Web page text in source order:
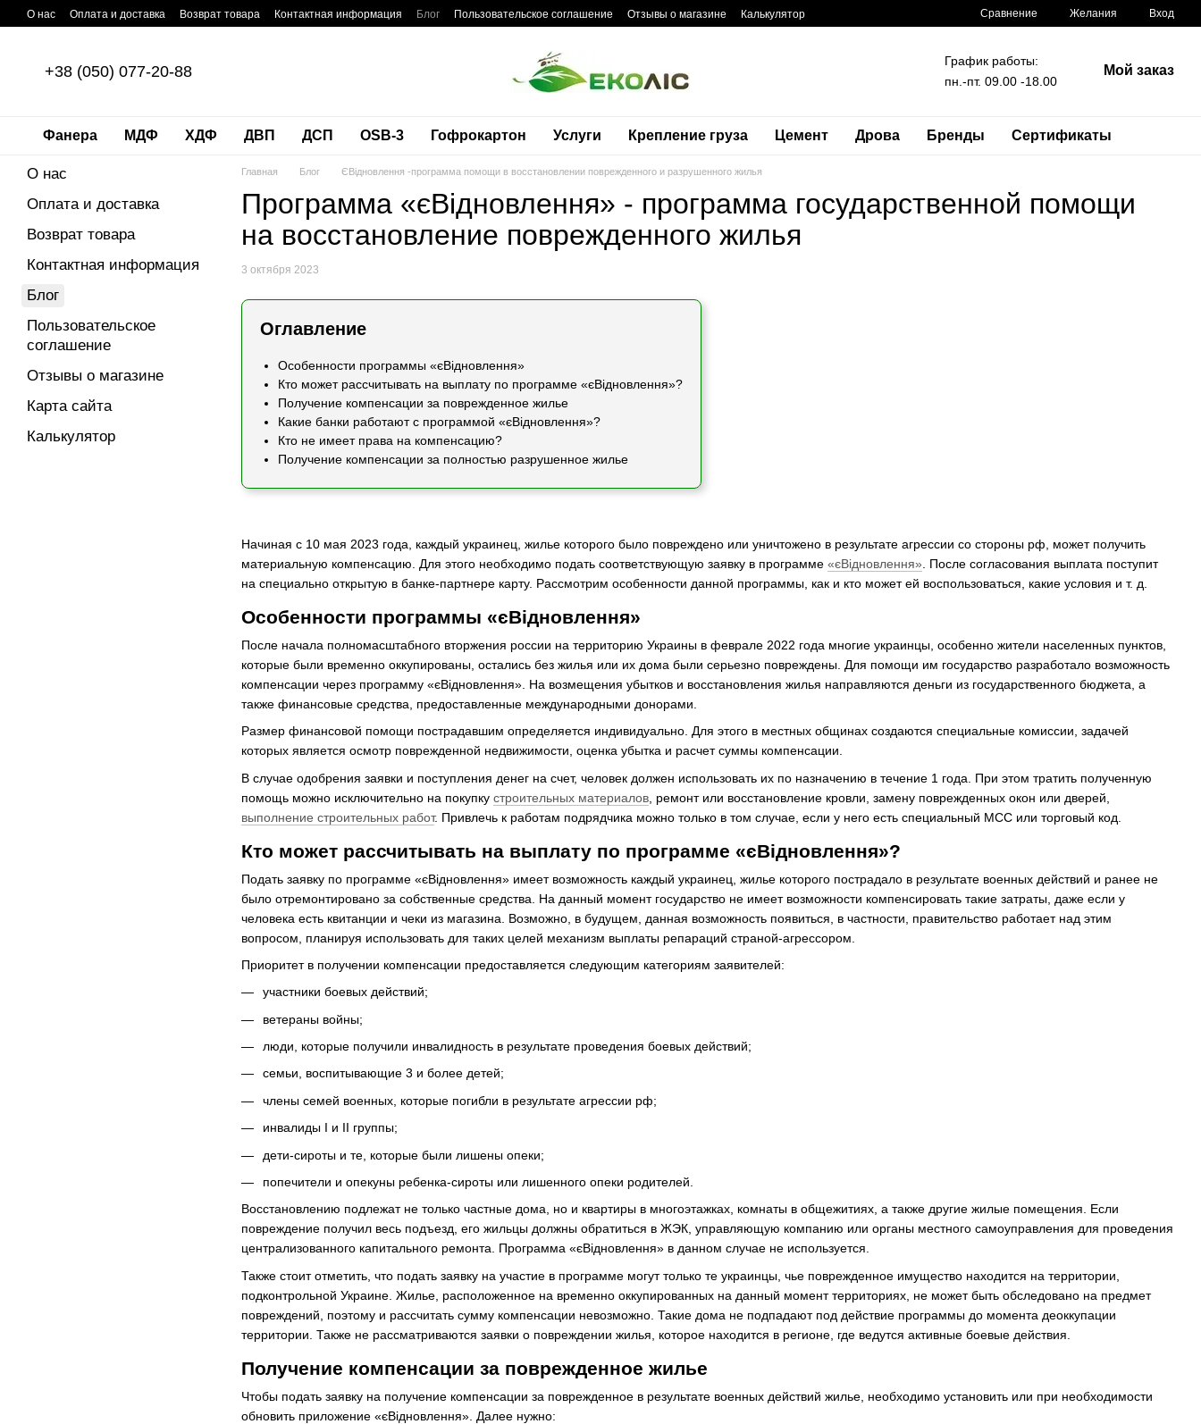
Перейти к основному контенту
О нас Оплата и доставка Возврат товара Контактная информация Блог Пользовательское соглашение Отзывы о магазине Калькулятор Сравнение Желания Вход
+38 (050) 077-20-88
График работы:
пн.-пт. 09.00 -18.00
Мой заказ
Фанера МДФ ХДФ ДВП ДСП OSB-3 Гофрокартон Услуги Крепление груза Цемент Дрова Бренды Сертификаты
Главная Блог ЄВідновлення -программа помощи в восстановлении поврежденного и разрушенного жилья
Программа «єВідновлення» - программа государственной помощи
на восстановление поврежденного жилья
3 октября 2023
Оглавление
Особенности программы «єВідновлення»
Кто может рассчитывать на выплату по программе «єВідновлення»?
Получение компенсации за поврежденное жилье
Какие банки работают с программой «єВідновлення»?
Кто не имеет права на компенсацию?
Получение компенсации за полностью разрушенное жилье
Начиная с 10 мая 2023 года, каждый украинец, жилье которого было повреждено или уничтожено в результате агрессии со стороны рф, может получить
материальную компенсацию. Для этого необходимо подать соответствующую заявку в программе «єВідновлення» . После согласования выплата поступит
на специально открытую в банке-партнере карту. Рассмотрим особенности данной программы, как и кто может ей воспользоваться, какие условия и т. д.
Особенности программы «єВідновлення»
После начала полномасштабного вторжения россии на территорию Украины в феврале 2022 года многие украинцы, особенно жители населенных пунктов,
которые были временно оккупированы, остались без жилья или их дома были серьезно повреждены. Для помощи им государство разработало возможность
компенсации через программу «єВідновлення». На возмещения убытков и восстановления жилья направляются деньги из государственного бюджета, а
также финансовые средства, предоставленные международными донорами.
Размер финансовой помощи пострадавшим определяется индивидуально. Для этого в местных общинах создаются специальные комиссии, задачей
которых является осмотр поврежденной недвижимости, оценка убытка и расчет суммы компенсации.
В случае одобрения заявки и поступления денег на счет, человек должен использовать их по назначению в течение 1 года. При этом тратить полученную
помощь можно исключительно на покупку строительных материалов , ремонт или восстановление кровли, замену поврежденных окон или дверей,
выполнение строительных работ. Привлечь к работам подрядчика можно только в том случае, если у него есть специальный МСС или торговый код.
Кто может рассчитывать на выплату по программе «єВідновлення»?
Подать заявку по программе «єВідновлення» имеет возможность каждый украинец, жилье которого пострадало в результате военных действий и ранее не
было отремонтировано за собственные средства. На данный момент государство не имеет возможности компенсировать такие затраты, даже если у
человека есть квитанции и чеки из магазина. Возможно, в будущем, данная возможность появиться, в частности, правительство работает над этим
вопросом, планируя использовать для таких целей механизм выплаты репараций страной-агрессором.
Приоритет в получении компенсации предоставляется следующим категориям заявителей:
участники боевых действий;
ветераны войны;
люди, которые получили инвалидность в результате проведения боевых действий;
семьи, воспитывающие 3 и более детей;
члены семей военных, которые погибли в результате агрессии рф;
инвалиды I и II группы;
дети-сироты и те, которые были лишены опеки;
попечители и опекуны ребенка-сироты или лишенного опеки родителей.
Восстановлению подлежат не только частные дома, но и квартиры в многоэтажках, комнаты в общежитиях, а также другие жилые помещения. Если
повреждение получил весь подъезд, его жильцы должны обратиться в ЖЭК, управляющую компанию или органы местного самоуправления для проведения
централизованного капитального ремонта. Программа «єВідновлення» в данном случае не используется.
Также стоит отметить, что подать заявку на участие в программе могут только те украинцы, чье поврежденное имущество находится на территории,
подконтрольной Украине. Жилье, расположенное на временно оккупированных на данный момент территориях, не может быть обследовано на предмет
повреждений, поэтому и рассчитать сумму компенсации невозможно. Такие дома не подпадают под действие программы до момента деоккупации
территории. Также не рассматриваются заявки о повреждении жилья, которое находится в регионе, где ведутся активные боевые действия.
Получение компенсации за поврежденное жилье
Чтобы подать заявку на получение компенсации за поврежденное в результате военных действий жилье, необходимо установить или при необходимости
обновить приложение «єВідновлення». Далее нужно:
О нас
Оплата и доставка
Возврат товара
Контактная информация
Блог
Пользовательское
соглашение
Отзывы о магазине
Карта сайта
Калькулятор